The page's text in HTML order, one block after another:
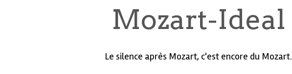
Mozart-Ideal
Le silence après Mozart, c'est encore du Mozart.